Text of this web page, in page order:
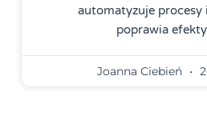
automatyzuje
poprawia
Joanna Ciebień